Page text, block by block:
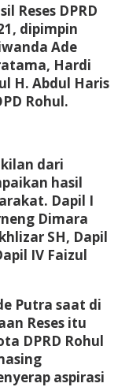
Reses DPRD
dipimpin
Ade
Hardi
H. Abdul Haris
Rohul.
dari
hasil
Dapil I
Dimara
SH, Dapil
IV Faizul
Putra saat di
Reses itu
DPRD Rohul
aspirasi